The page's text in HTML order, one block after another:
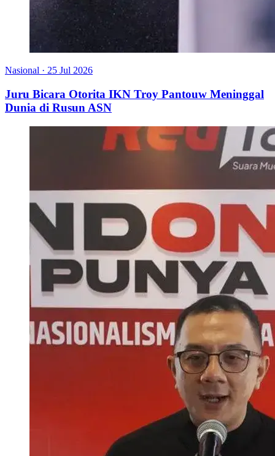
Nasional · 25 Jul 2026
Juru Bicara Otorita IKN Troy Pantouw Meninggal
Dunia di Rusun ASN